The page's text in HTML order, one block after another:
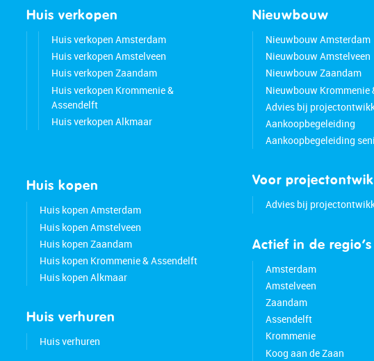
Huis verkopen
Huis verkopen Amsterdam
Huis verkopen Amstelveen
Huis verkopen Zaandam
Huis verkopen Krommenie &
Assendelft
Huis verkopen Alkmaar
Huis kopen
Huis kopen Amsterdam
Huis kopen Amstelveen
Huis kopen Zaandam
Huis kopen Krommenie & Assendelft
Huis kopen Alkmaar
Huis verhuren
Huis verhuren
Nieuwbouw
Nieuwbouw Amsterdam
Nieuwbouw Amstelveen
Nieuwbouw Zaandam
Nieuwbouw Krommenie
Advies bij
Aankoopbegeleiding
Aankoopbegeleiding
Voor
Advies bij
Actief in de regio’s
Amsterdam
Amstelveen
Zaandam
Assendelft
Krommenie
Koog aan de Zaan